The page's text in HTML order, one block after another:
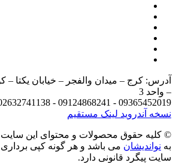
3
09365452019 - 09124868241 -
آندرویدلینک مستقیم
حقوق محصولات و محتوای اين سایت
می باشد و هر گونه کپی برداری از
پیگرد قانونی دارد.